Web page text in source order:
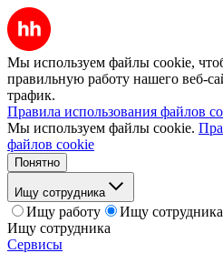
Мы используем файлы cookie,
правильную работу нашего веб-
трафик.
Правила использования файлов
Мы используем файлы cookie.
файлов cookie
Понятно
Ищу сотрудника
Ищу работу
Ищу сотрудника
Ищу сотрудника
Сервисы